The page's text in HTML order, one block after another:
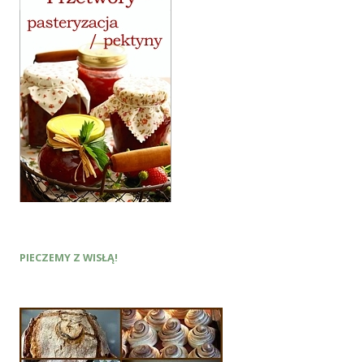
PIECZEMY Z WISŁĄ!